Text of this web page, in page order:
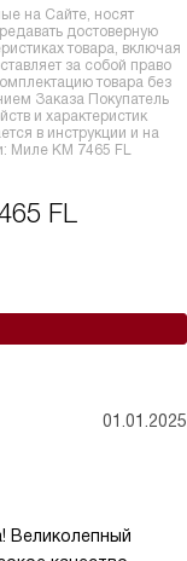
на Сайте, носят
достоверную
товара, включая
за собой право
товара без
Заказа Покупатель
и характеристик
в инструкции и на
Миле KM 7465 FL
FL
01.01.2025
Великолепный